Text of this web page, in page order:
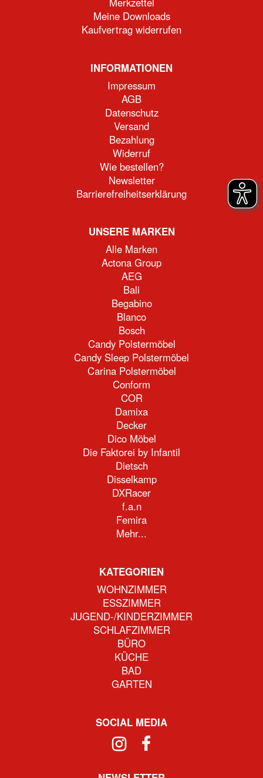
Meine Downloads
Kaufvertrag widerrufen
INFORMATIONEN
Impressum
AGB
Datenschutz
Versand
Bezahlung
Widerruf
Wie bestellen?
Newsletter
Barrierefreiheitserklärung
UNSERE MARKEN
Alle Marken
Actona Group
AEG
Bali
Begabino
Blanco
Bosch
Candy Polstermöbel
Candy Sleep Polstermöbel
Carina Polstermöbel
Conform
COR
Damixa
Decker
Dico Möbel
Die Faktorei by Infantil
Dietsch
Disselkamp
DXRacer
f.a.n
Femira
Mehr...
KATEGORIEN
WOHNZIMMER
ESSZIMMER
JUGEND-/KINDERZIMMER
SCHLAFZIMMER
BÜRO
KÜCHE
BAD
GARTEN
SOCIAL MEDIA